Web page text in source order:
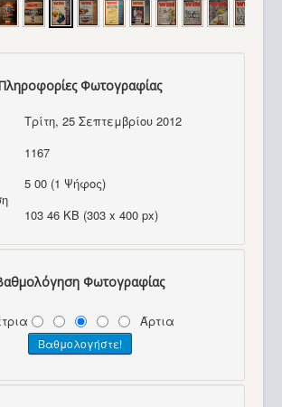
Φωτογραφίας
Τρίτη, 25 Σεπτεμβρίου 2012
1167
5 00 (1 Ψήφος)
103 46 KB (303 x 400 px)
Φωτογραφίας
Άρτια